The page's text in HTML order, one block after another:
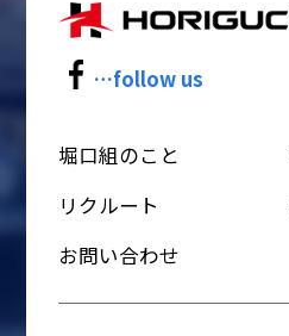
…follow us
堀口組のこと
リクルート
お問い合わせ